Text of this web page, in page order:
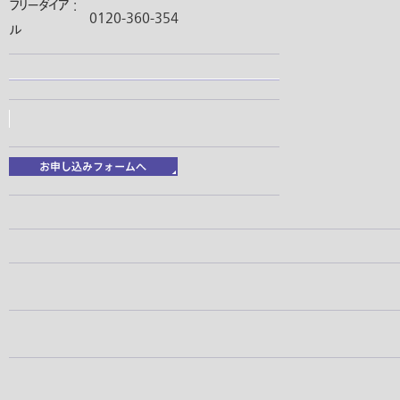
フリーダイア
ル
:
0120-360-354